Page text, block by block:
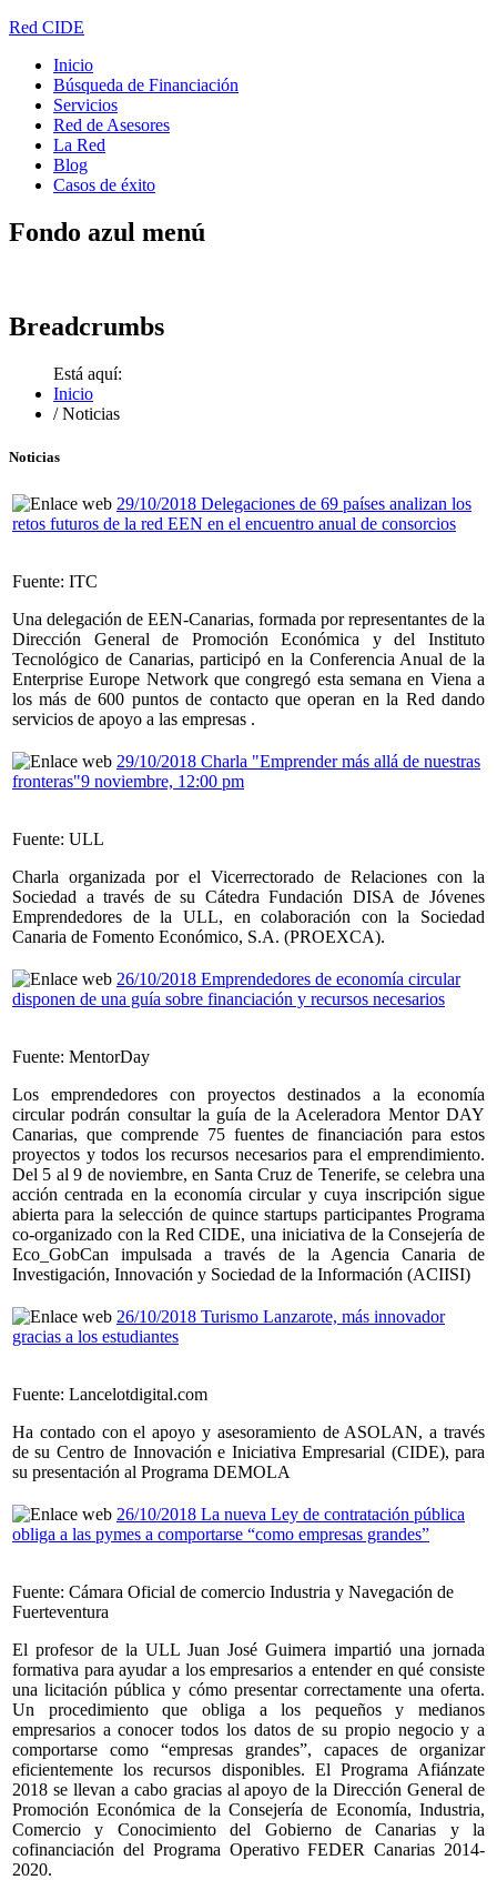
Red CIDE
Inicio
Búsqueda de Financiación
Servicios
Red de Asesores
La Red
Blog
Casos de éxito
Fondo azul menú
Breadcrumbs
Está aquí:
Inicio
/ Noticias
Noticias
29/10/2018 Delegaciones de 69 países analizan los
retos futuros de la red EEN en el encuentro anual de consorcios
Fuente: ITC
Una delegación de EEN-Canarias, formada por representantes de la
Dirección General de Promoción Económica y del Instituto
Tecnológico de Canarias, participó en la Conferencia Anual de la
Enterprise Europe Network que congregó esta semana en Viena a
los más de 600 puntos de contacto que operan en la Red dando
servicios de apoyo a las empresas .
29/10/2018 Charla "Emprender más allá de nuestras
fronteras"9 noviembre, 12:00 pm
Fuente: ULL
Charla organizada por el Vicerrectorado de Relaciones con la
Sociedad a través de su Cátedra Fundación DISA de Jóvenes
Emprendedores de la ULL, en colaboración con la Sociedad
Canaria de Fomento Económico, S.A. (PROEXCA).
26/10/2018 Emprendedores de economía circular
disponen de una guía sobre financiación y recursos necesarios
Fuente: MentorDay
Los emprendedores con proyectos destinados a la economía
circular podrán consultar la guía de la Aceleradora Mentor DAY
Canarias, que comprende 75 fuentes de financiación para estos
proyectos y todos los recursos necesarios para el emprendimiento.
Del 5 al 9 de noviembre, en Santa Cruz de Tenerife, se celebra una
acción centrada en la economía circular y cuya inscripción sigue
abierta para la selección de quince startups participantes Programa
co-organizado con la Red CIDE, una iniciativa de la Consejería de
Eco_GobCan impulsada a través de la Agencia Canaria de
Investigación, Innovación y Sociedad de la Información (ACIISI)
26/10/2018 Turismo Lanzarote, más innovador
gracias a los estudiantes
Fuente: Lancelotdigital.com
Ha contado con el apoyo y asesoramiento de ASOLAN, a través
de su Centro de Innovación e Iniciativa Empresarial (CIDE), para
su presentación al Programa DEMOLA
26/10/2018 La nueva Ley de contratación pública
obliga a las pymes a comportarse “como empresas grandes”
Fuente: Cámara Oficial de comercio Industria y Navegación de
Fuerteventura
El profesor de la ULL Juan José Guimera impartió una jornada
formativa para ayudar a los empresarios a entender en qué consiste
una licitación pública y cómo presentar correctamente una oferta.
Un procedimiento que obliga a los pequeños y medianos
empresarios a conocer todos los datos de su propio negocio y a
comportarse como “empresas grandes”, capaces de organizar
eficientemente los recursos disponibles. El Programa Afiánzate
2018 se llevan a cabo gracias al apoyo de la Dirección General de
Promoción Económica de la Consejería de Economía, Industria,
Comercio y Conocimiento del Gobierno de Canarias y la
cofinanciación del Programa Operativo FEDER Canarias 2014-
2020.